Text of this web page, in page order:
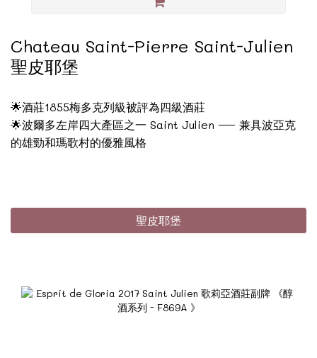
Chateau Saint-Pierre Saint-Julien
聖皮耶堡
🌟酒莊1855梅多克列級被評為四級酒莊
🌟波爾多左岸四大產區之一 Saint Julien — 兼具波亞克
的雄勁和瑪歌村的優雅風格
聖皮耶堡